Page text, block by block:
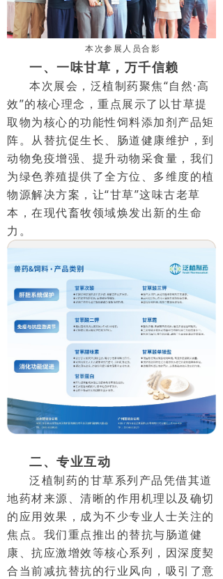
本次参展人员合影
一、一味甘草，万千信赖
本次展会，泛植制药聚焦“自然·高
效”的核心理念，重点展示了以甘草提
取物为核心的功能性饲料添加剂产品矩
阵。从替抗促生长、肠道健康维护，到
动物免疫增强、提升动物采食量，我们
为绿色养殖提供了全方位、多维度的植
物源解决方案，让“甘草”这味古老草
本，在现代畜牧领域焕发出新的生命
力。
二、专业互动
泛植制药的甘草系列产品凭借其道
地药材来源、清晰的作用机理以及确切
的应用效果，成为不少专业人士关注的
焦点。我们重点推出的替抗与肠道健
康、抗应激增效等核心系列，因深度契
合当前减抗替抗的行业风向，吸引了意